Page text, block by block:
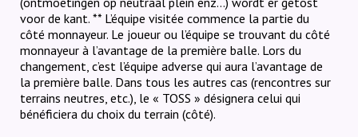
voor de kant. ** L’équipe visitée commence la partie du
côté monnayeur. Le joueur ou l’équipe se trouvant du côté
monnayeur à l’avantage de la première balle. Lors du
changement, c’est l’équipe adverse qui aura l’avantage de
la première balle. Dans tous les autres cas (rencontres sur
terrains neutres, etc.), le « TOSS » désignera celui qui
bénéficiera du choix du terrain (côté).